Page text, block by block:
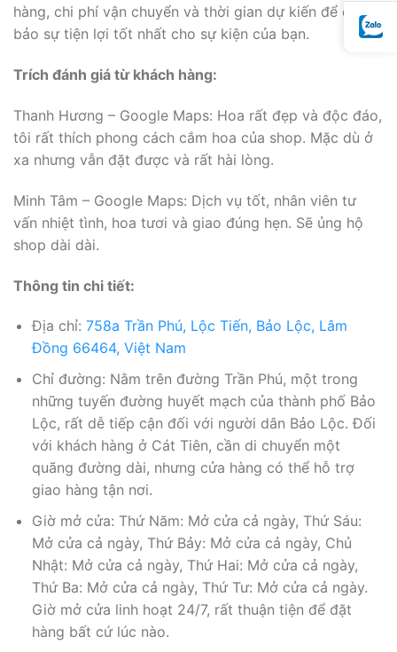
hàng, chi phí vận chuyển và thời gian dự kiến để đảm
bảo sự tiện lợi tốt nhất cho sự kiện của bạn.
Trích đánh giá từ khách hàng:
Thanh Hương – Google Maps: Hoa rất đẹp và độc đáo,
tôi rất thích phong cách cắm hoa của shop. Mặc dù ở
xa nhưng vẫn đặt được và rất hài lòng.
Minh Tâm – Google Maps: Dịch vụ tốt, nhân viên tư
vấn nhiệt tình, hoa tươi và giao đúng hẹn. Sẽ ủng hộ
shop dài dài.
Thông tin chi tiết:
Địa chỉ: 758a Trần Phú, Lộc Tiến, Bảo Lộc, Lâm
Đồng 66464, Việt Nam
Chỉ đường: Nằm trên đường Trần Phú, một trong
những tuyến đường huyết mạch của thành phố Bảo
Lộc, rất dễ tiếp cận đối với người dân Bảo Lộc. Đối
với khách hàng ở Cát Tiên, cần di chuyển một
quãng đường dài, nhưng cửa hàng có thể hỗ trợ
giao hàng tận nơi.
Giờ mở cửa: Thứ Năm: Mở cửa cả ngày, Thứ Sáu:
Mở cửa cả ngày, Thứ Bảy: Mở cửa cả ngày, Chủ
Nhật: Mở cửa cả ngày, Thứ Hai: Mở cửa cả ngày,
Thứ Ba: Mở cửa cả ngày, Thứ Tư: Mở cửa cả ngày.
Giờ mở cửa linh hoạt 24/7, rất thuận tiện để đặt
hàng bất cứ lúc nào.